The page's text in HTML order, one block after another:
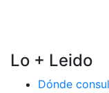
Lo + Leido
Dónde